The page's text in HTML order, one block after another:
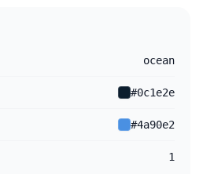
ocean
#0c1e2e
#4a90e2
1